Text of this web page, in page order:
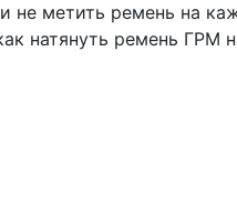
не метить ремень на
натянуть ремень ГРМ